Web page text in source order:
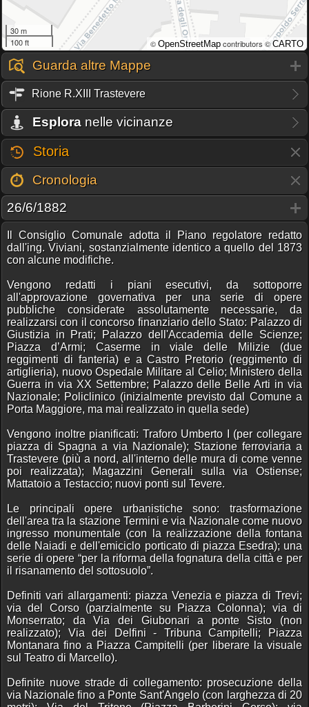
30 m
100 ft
© OpenStreetMap contributors ©CARTO
Guarda altre Mappe
Rione R.XIII Trastevere
Esplora nelle vicinanze
Storia
Cronologia
26/6/1882
Il Consiglio Comunale adotta il Piano regolatore redatto
dall'ing. Viviani, sostanzialmente identico a quello del 1873
con alcune modifiche.
Vengono redatti i piani esecutivi, da sottoporre
all'approvazione governativa per una serie di opere
pubbliche considerate assolutamente necessarie, da
realizzarsi con il concorso finanziario dello Stato: Palazzo di
Giustizia in Prati; Palazzo dell'Accademia delle Scienze;
Piazza d’Armi; Caserme in viale delle Milizie (due
reggimenti di fanteria) e a Castro Pretorio (reggimento di
artiglieria), nuovo Ospedale Militare al Celio; Ministero della
Guerra in via XX Settembre; Palazzo delle Belle Arti in via
Nazionale; Policlinico (inizialmente previsto dal Comune a
Porta Maggiore, ma mai realizzato in quella sede)
Vengono inoltre pianificati: Traforo Umberto I (per collegare
piazza di Spagna a via Nazionale); Stazione ferroviaria a
Trastevere (più a nord, all'interno delle mura di come venne
poi realizzata); Magazzini Generali sulla via Ostiense;
Mattatoio a Testaccio; nuovi ponti sul Tevere.
Le principali opere urbanistiche sono: trasformazione
dell'area tra la stazione Termini e via Nazionale come nuovo
ingresso monumentale (con la realizzazione della fontana
delle Naiadi e dell'emici­clo porticato di piazza Esedra); una
serie di opere “per la riforma della fognatura della città e per
il risanamento del sottosuolo”.
Definiti vari allargamenti: piazza Venezia e piazza di Trevi;
via del Corso (parzialmente su Piazza Colonna); via di
Monserrato; da Via dei Giubonari a ponte Sisto (non
realizzato); Via dei Delfini - Tribuna Campitelli; Piazza
Montanara fino a Piazza Campitelli (per liberare la visuale
sul Teatro di Marcello).
Definite nuove strade di collegamento: prosecuzione della
via Nazionale fino a Ponte Sant'Angelo (con larghezza di 20